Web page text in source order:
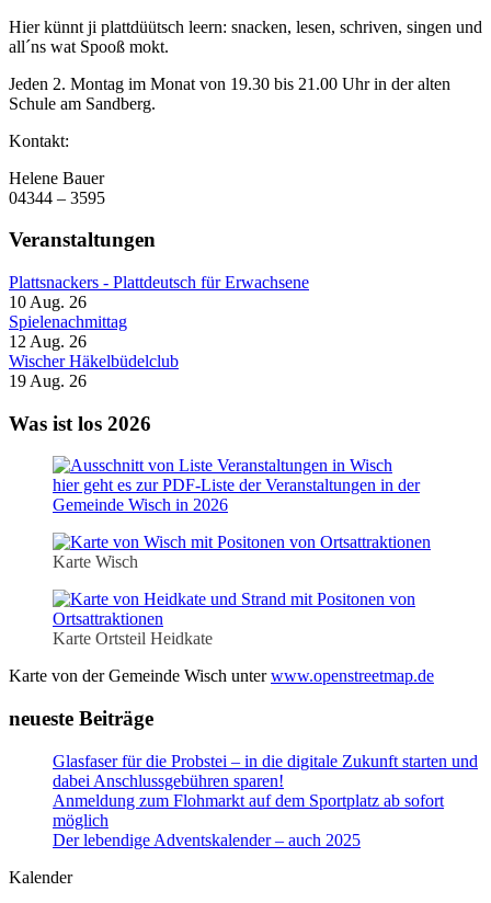
Hier künnt ji plattdüütsch leern: snacken, lesen, schriven, singen und
all´ns wat Spooß mokt.
Jeden 2. Montag im Monat von 19.30 bis 21.00 Uhr in der alten
Schule am Sandberg.
Kontakt:
Helene Bauer
04344 – 3595
Veranstaltungen
Plattsnackers - Plattdeutsch für Erwachsene
10 Aug. 26
Spielenachmittag
12 Aug. 26
Wischer Häkelbüdelclub
19 Aug. 26
Was ist los 2026
hier geht es zur PDF-Liste der Veranstaltungen in der
Gemeinde Wisch in 2026
Karte Wisch
Karte Ortsteil Heidkate
Karte von der Gemeinde Wisch unterwww.openstreetmap.de
neueste Beiträge
Glasfaser für die Probstei – in die digitale Zukunft starten und
dabei Anschlussgebühren sparen!
Anmeldung zum Flohmarkt auf dem Sportplatz ab sofort
möglich
Der lebendige Adventskalender – auch 2025
Kalender